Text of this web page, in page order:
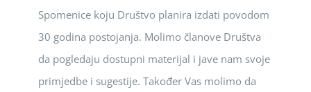
Spomenice koju Društvo planira izdati povodom
30 godina postojanja. Molimo članove Društva
da pogledaju dostupni materijal i jave nam svoje
primjedbe i sugestije. Također Vas molimo da